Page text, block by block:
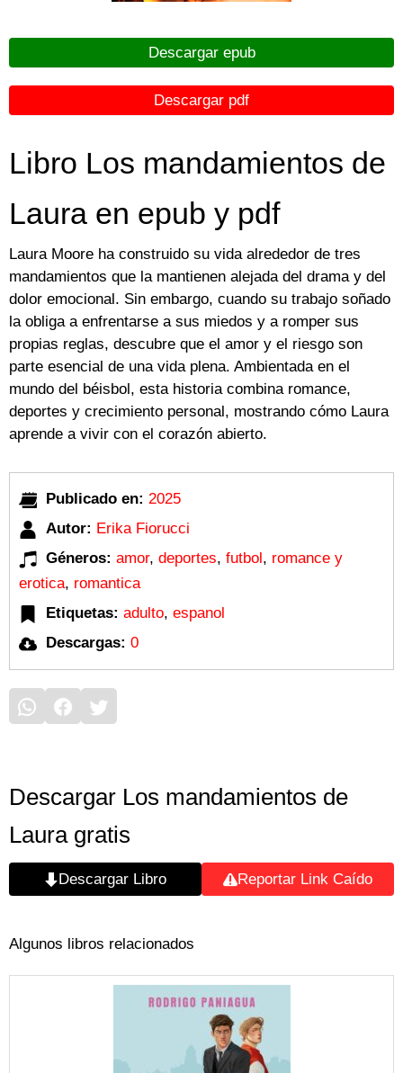
Descargar epub
Descargar pdf
Libro Los mandamientos de
Laura en epub y pdf
Laura Moore ha construido su vida alrededor de tres
mandamientos que la mantienen alejada del drama y del
dolor emocional. Sin embargo, cuando su trabajo soñado
la obliga a enfrentarse a sus miedos y a romper sus
propias reglas, descubre que el amor y el riesgo son
parte esencial de una vida plena. Ambientada en el
mundo del béisbol, esta historia combina romance,
deportes y crecimiento personal, mostrando cómo Laura
aprende a vivir con el corazón abierto.
Publicado en: 2025
Autor: Erika Fiorucci
Géneros: amor, deportes, futbol, romance y
erotica, romantica
Etiquetas: adulto, espanol
Descargas: 0
Descargar Los mandamientos de
Laura gratis
Descargar Libro Reportar Link Caído
Algunos libros relacionados